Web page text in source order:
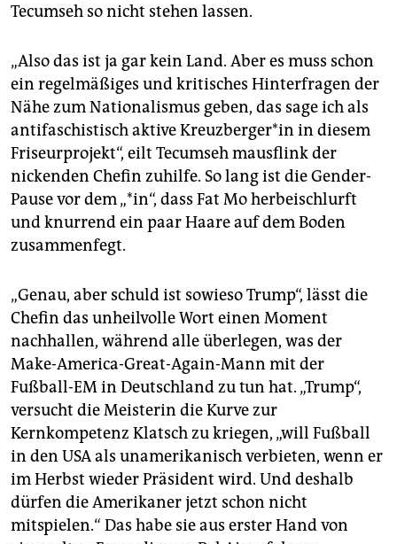
Tecumseh so nicht stehen lassen.
„Also das ist ja gar kein Land. Aber es muss schon
ein regelmäßiges und kritisches Hinterfragen der
Nähe zum Nationalismus geben, das sage ich als
antifaschistisch aktive Kreuz­ber­ge­r*in in diesem
Friseurprojekt“, eilt Tecumseh mausflink der
nickenden Chefin zuhilfe. So lang ist die Gender-
Pause vor dem „*in“, dass Fat Mo herbeischlurft
und knurrend ein paar Haare auf dem Boden
zusammenfegt.
„Genau, aber schuld ist sowieso Trump“, lässt die
Chefin das unheilvolle Wort einen Moment
nachhallen, während alle überlegen, was der
Make-America-Great-Again-Mann mit der
Fußball-EM in Deutschland zu tun hat. „Trump“,
versucht die Meisterin die Kurve zur
Kernkompetenz Klatsch zu kriegen, „will Fußball
in den USA als unamerikanisch verbieten, wenn er
im Herbst wieder Präsident wird. Und deshalb
dürfen die Amerikaner jetzt schon nicht
mitspielen.“ Das habe sie aus erster Hand von